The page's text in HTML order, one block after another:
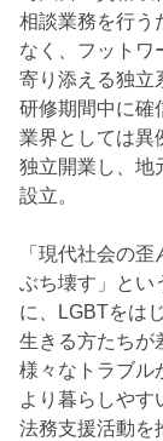
相談業務を行う
なく、フットワ
寄り添える独立
研修期間中に確
業界としては異
独立開業し、地
設立。
「現代社会の
ぶち壊す」とい
に、LGBTをは
生きる方たちが
様々なトラブル
より暮らしやす
法務支援活動を